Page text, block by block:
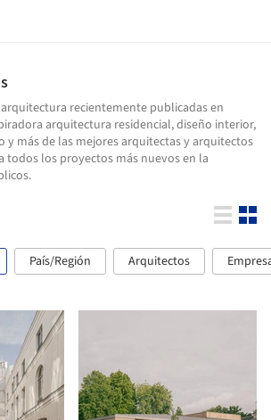
recientemente publicadas en
arquitectura residencial, diseño interior,
y más de las mejores arquitectas y arquitectos
todos los proyectos más nuevos en la
País/Región Arquitectos